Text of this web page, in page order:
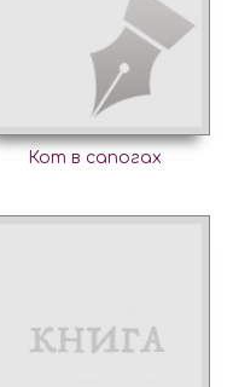
Кот в сапогах